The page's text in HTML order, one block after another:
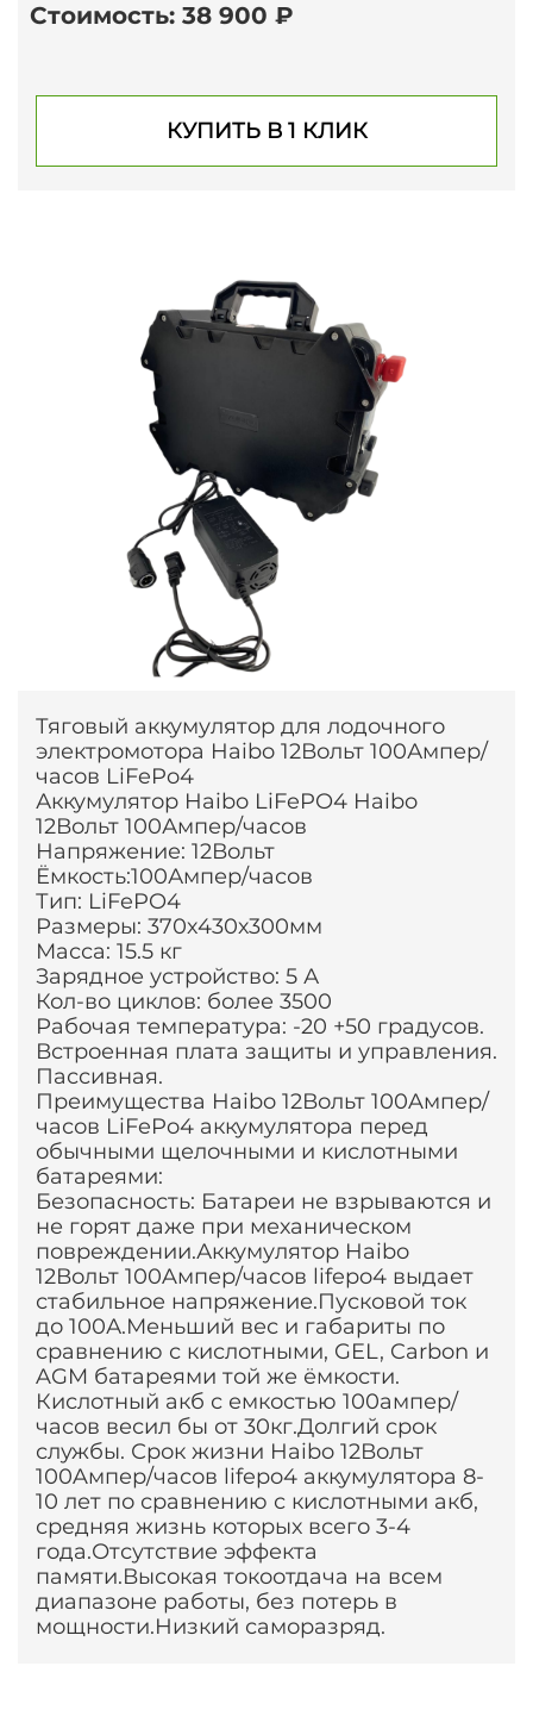
Стоимость: 38 900 ₽
КУПИТЬ В 1 КЛИК
Тяговый аккумулятор для лодочного
электромотора Haibo 12Вольт 100Ампер/
часов LiFePo4
Аккумулятор Haibo LiFePO4 Haibo
12Вольт 100Ампер/часов
Напряжение: 12Вольт
Ёмкость:100Ампер/часов
Тип: LiFePO4
Размеры: 370х430х300мм
Масса: 15.5 кг
Зарядное устройство: 5 А
Кол-во циклов: более 3500
Рабочая температура: -20 +50 градусов.
Встроенная плата защиты и управления.
Пассивная.
Преимущества Haibo 12Вольт 100Aмпер/
часов LiFePo4 аккумулятора перед
обычными щелочными и кислотными
батареями:
Безопасность: Батареи не взрываются и
не горят даже при механическом
повреждении.Аккумулятор Haibo
12Вольт 100Aмпер/часов lifepo4 выдает
стабильное напряжение.Пусковой ток
до 100А.Меньший вес и габариты по
сравнению с кислотными, GEL, Carbon и
AGM батареями той же ёмкости.
Кислотный акб с емкостью 100ампер/
часов весил бы от 30кг.Долгий срок
службы. Срок жизни Haibo 12Вольт
100Aмпер/часов lifepo4 аккумулятора 8-
10 лет по сравнению с кислотными акб,
средняя жизнь которых всего 3-4
года.Отсутствие эффекта
памяти.Высокая токоотдача на всем
диапазоне работы, без потерь в
мощности.Низкий саморазряд.